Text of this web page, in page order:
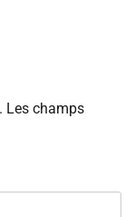
Les champs